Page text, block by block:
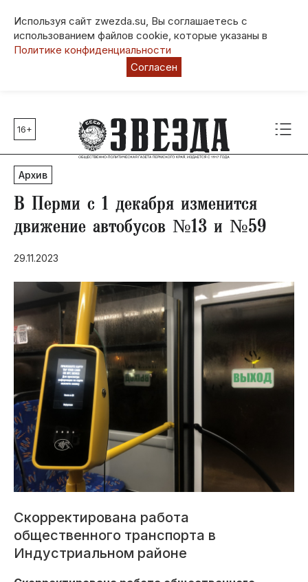
Используя сайт zwezda.su, Вы соглашаетесь с
использованием файлов cookie, которые указаны в
Политике конфиденциальности
Согласен
Главные темы
80 лет Победы
Молодежная столица РФ
СВО
Выборы в Пермском крае
Социальная поддержка
Инфраструктура
Благоустройство
16+
Архив
В Перми с 1 декабря изменится
движение автобусов №13 и №59
29.11.2023
Скорректирована работа
общественного транспорта в
Индустриальном районе